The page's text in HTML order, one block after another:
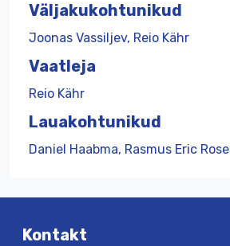
Väljakukohtunikud
Joonas Vassiljev, Reio Kähr
Vaatleja
Reio Kähr
Lauakohtunikud
Daniel Haabma, Rasmus Eric Rose
Kontakt